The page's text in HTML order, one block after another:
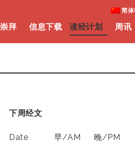
简
崇拜 信息下载 读经计划 周讯
下周经文
Date 早/AM
晚/PM